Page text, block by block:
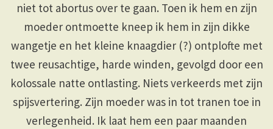
niet tot abortus over te gaan. Toen ik hem en zijn
moeder ontmoette kneep ik hem in zijn dikke
wangetje en het kleine knaagdier (?) ontplofte met
twee reusachtige, harde winden, gevolgd door een
kolossale natte ontlasting. Niets verkeerds met zijn
spijsvertering. Zijn moeder was in tot tranen toe in
verlegenheid. Ik laat hem een paar maanden